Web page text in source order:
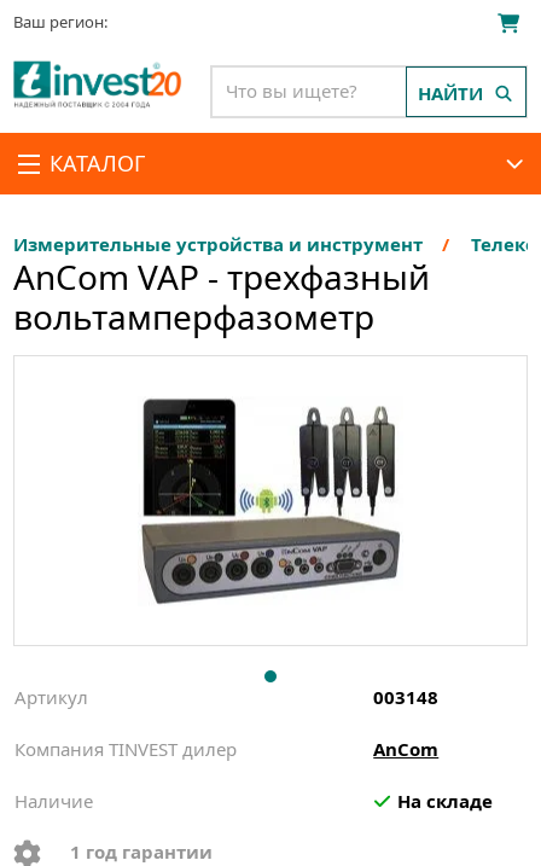
Ваш регион:
КАТАЛОГ
НАЙТИ
Измерительные устройства и инструмент
AnCom VAP - трехфазный
вольтамперфазометр
Артикул 003148
Компания TINVEST дилер AnCom
Наличие На складе
1 год гарантии